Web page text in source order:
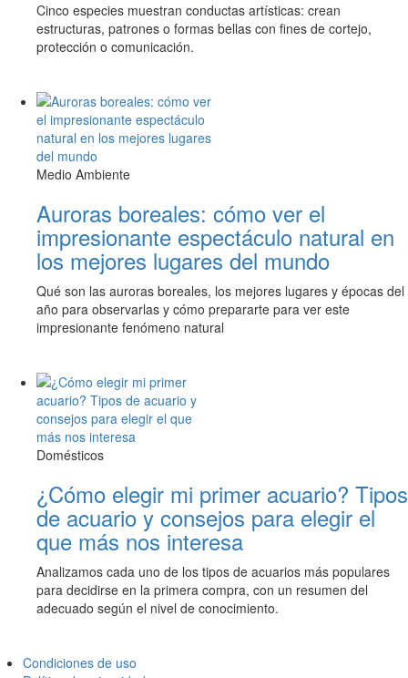
Cinco especies muestran conductas artísticas: crean
estructuras, patrones o formas bellas con fines de cortejo,
protección o comunicación.
Medio Ambiente
Auroras boreales: cómo ver el
impresionante espectáculo natural en
los mejores lugares del mundo
Qué son las auroras boreales, los mejores lugares y épocas del
año para observarlas y cómo prepararte para ver este
impresionante fenómeno natural
Domésticos
¿Cómo elegir mi primer acuario? Tipos
de acuario y consejos para elegir el
que más nos interesa
Analizamos cada uno de los tipos de acuarios más populares
para decidirse en la primera compra, con un resumen del
adecuado según el nivel de conocimiento.
Condiciones de uso